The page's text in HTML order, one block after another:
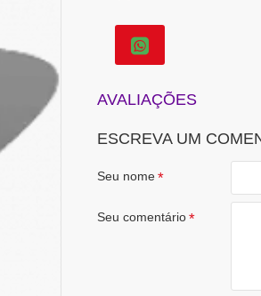
AVALIAÇÕES
ESCREVA UM
Seu nome
Seu comentário